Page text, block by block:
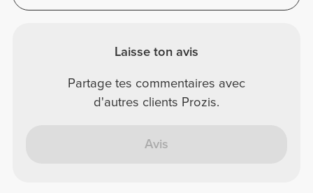
Laisse ton avis
Partage tes commentaires avec
d'autres clients Prozis.
Avis